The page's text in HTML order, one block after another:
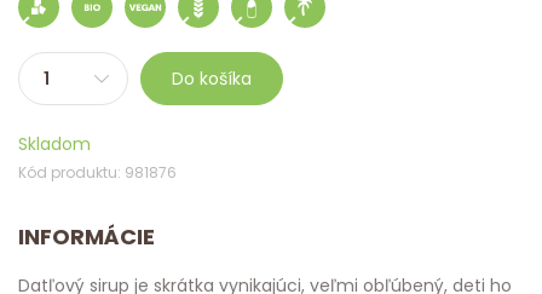
Do košíka
Skladom
Kód produktu: 981876
INFORMÁCIE
Datľový sirup je skrátka vynikajúci, veľmi obľúbený, deti ho